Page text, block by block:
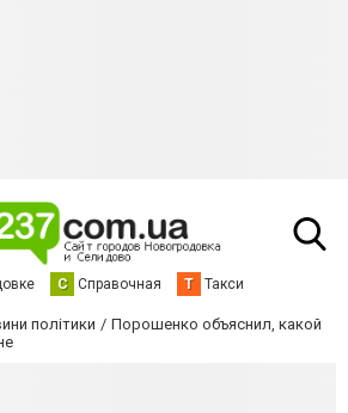
С Справочная Т Такси
політики
Порошенко объяснил, какой